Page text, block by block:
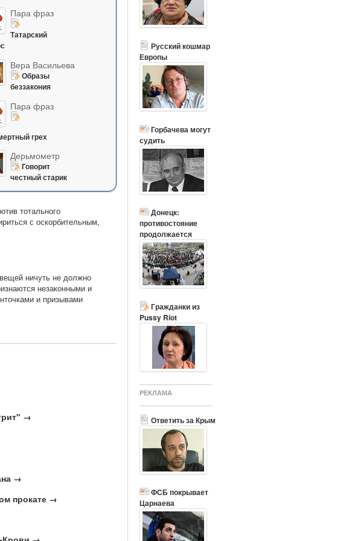
Пара фраз
Татарский
Вера Васильева
Образы
беззакония
Пара фраз
грех
Дерьмометр
Говорит
честный старик
тотального
с оскорбительным,
ничуть не должно
незаконными и
и призывами
→
→
прокате →
Русский кошмар
Европы
Горбачева могут
судить
Донецк:
противостояние
продолжается
Гражданки из
Pussy Riot
РЕКЛАМА
Ответить за Крым
ФСБ покрывает
Царнаева